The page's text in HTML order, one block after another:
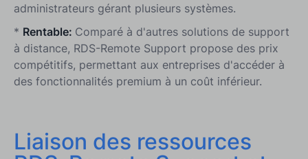
administrateurs gérant plusieurs systèmes.
* Rentable: Comparé à d'autres solutions de support
à distance, RDS-Remote Support propose des prix
compétitifs, permettant aux entreprises d'accéder à
des fonctionnalités premium à un coût inférieur.
Liaison des ressources